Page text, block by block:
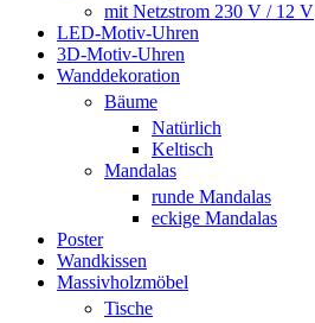
mit Netzstrom 230 V / 12 V
LED-Motiv-Uhren
3D-Motiv-Uhren
Wanddekoration
Bäume
Natürlich
Keltisch
Mandalas
runde Mandalas
eckige Mandalas
Poster
Wandkissen
Massivholzmöbel
Tische